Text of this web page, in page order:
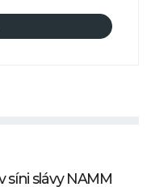
síni slávy NAMM